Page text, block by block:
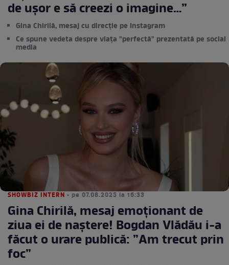
de ușor e să creezi o imagine…”
Gina Chirilă, mesaj cu direcție pe Instagram
Ce spune vedeta despre viața "perfectă" prezentată pe social
media
SHOWBIZ INTERN • pe 07.08.2025 la 16:33
Gina Chirilă, mesaj emoționant de
ziua ei de naștere! Bogdan Vlădău i-a
făcut o urare publică: ”Am trecut prin
foc”